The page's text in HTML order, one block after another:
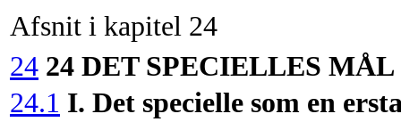
Afsnit i kapitel 24
24 24 DET SPECIELLES MÅL
24.1 I. Det specielle som en